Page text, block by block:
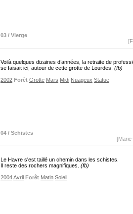
03 / Vierge
Voilà quelques dizaines d’années, la retraite de
se faisait ici, autour de cette grotte de Lourdes. (fb)
2002 Forêt Grotte Mars Midi Nuageux Statue
04 / Schistes
Le Havre s'est taillé un chemin dans les schistes.
Il reste des rochers magnifiques. (fb)
2004Avril Forêt Matin Soleil